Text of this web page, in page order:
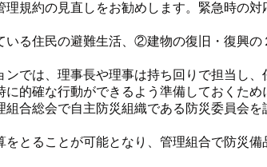
規約の見直しをお勧めします。緊急時の
る住民の避難生活、②建物の復旧・復興の
では、理事長や理事は持ち回りで担当し、
的確な行動ができるよう準備しておくた
合総会で自主防災組織である防災委員会
とることが可能となり、管理組合で防災